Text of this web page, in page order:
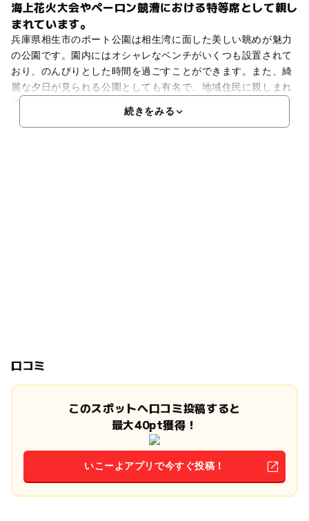
海上花火大会やペーロン競漕における特等席として親し
まれています。
兵庫県相生市のポート公園は相生湾に面した美しい眺めが魅力
の公園です。園内にはオシャレなベンチがいくつも設置されて
おり、のんびりとした時間を過ごすことができます。また、綺
麗な夕日が見られる公園としても有名で、地域住民に親しまれ
ています。播州地方の大イベント「相生ペーロン祭」の開催に
続きをみる
口コミ
このスポットへ口コミ投稿すると
最大40pt獲得！
いこーよアプリで今すぐ投稿！